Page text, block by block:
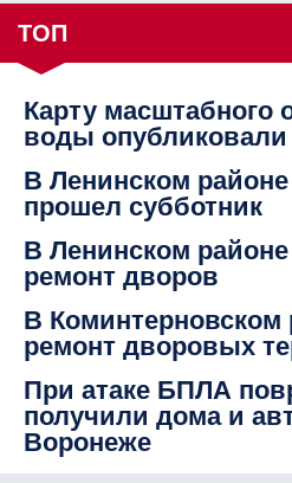
ТОП
Карту масштабного
воды
В Ленинском
прошел субботник
В Ленинском
ремонт дворов
В Коминтерновском
ремонт дворовых
При атаке БПЛА
получили дома и
Воронеже